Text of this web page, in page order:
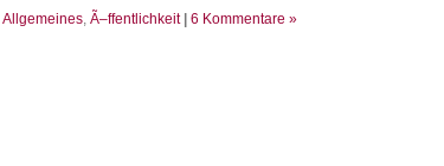
Allgemeines, Ã–ffentlichkeit 6 Kommentare »